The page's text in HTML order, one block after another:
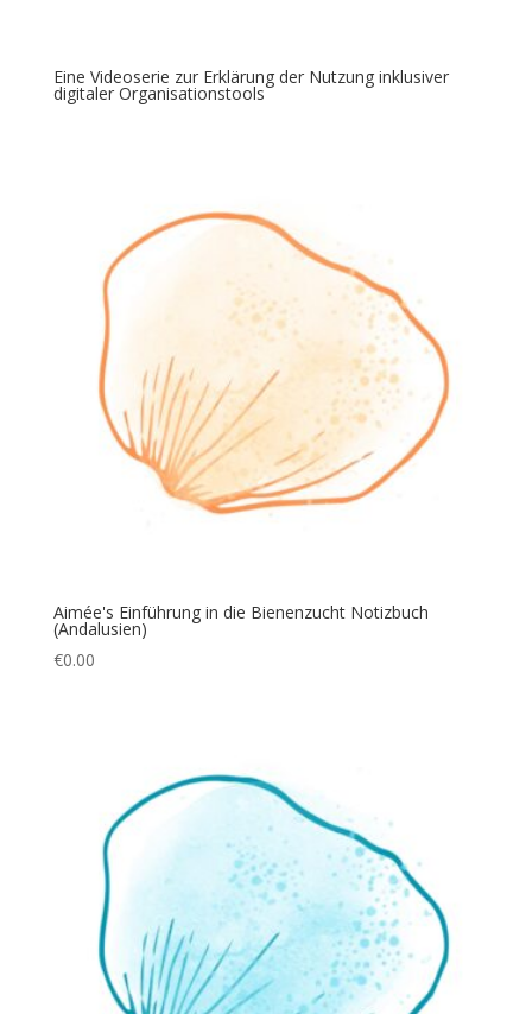
Eine Videoserie zur Erklärung der Nutzung inklusiver
digitaler Organisationstools
Aimée's Einführung in die Bienenzucht Notizbuch
(Andalusien)
€0.00